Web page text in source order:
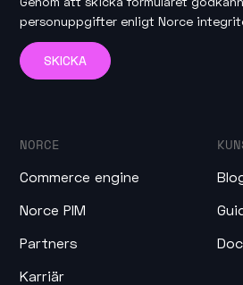
personuppgifter enligtNorce
NORCE
Commerce engine
Norce PIM
Partners
Karriär